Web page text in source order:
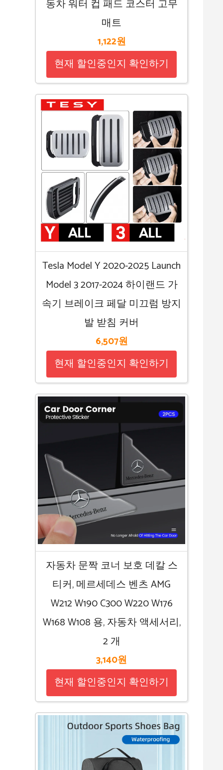
동차 워터 컵 패드 코스터 고무
매트
1,122원
현재 할인중인지 확인하기
Tesla Model Y 2020-2025 Launch
Model 3 2017-2024 하이랜드 가
속기 브레이크 페달 미끄럼 방지
발 받침 커버
6,507원
현재 할인중인지 확인하기
자동차 문짝 코너 보호 데칼 스
티커, 메르세데스 벤츠 AMG
W212 W190 C300 W220 W176
W168 W108 용, 자동차 액세서리,
2 개
3,140원
현재 할인중인지 확인하기